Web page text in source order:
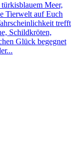
Meer,
Tierwelt auf Euch
trefft
Schildkröten,
Glück begegnet